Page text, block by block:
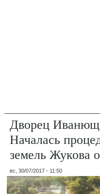
Дворец
Началась
земель Жукова
вс, 30/07/2017 - 11:50